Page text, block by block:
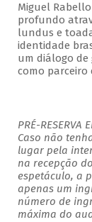
Miguel
profundo
lundus e
identidade
um diálogo de
como parceiro
PRÉ-RESERVA
Caso não
lugar pela
na recepção
espetáculo, a
apenas um
número de
máxima do